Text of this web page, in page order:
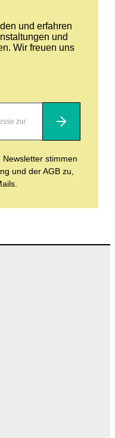
und erfahren
und
Wir freuen uns
Abonnieren
stimmen
und der AGB zu,